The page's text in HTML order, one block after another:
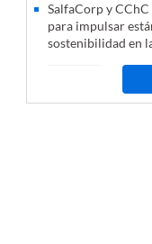
SalfaCorp y
para impulsar
sostenibilidad en